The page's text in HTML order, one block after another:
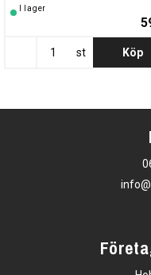
I lager
st Köp